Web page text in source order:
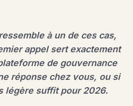
à un de ces cas,
appel sert exactement
de gouvernance
réponse chez vous, ou si
légère suffit pour 2026.